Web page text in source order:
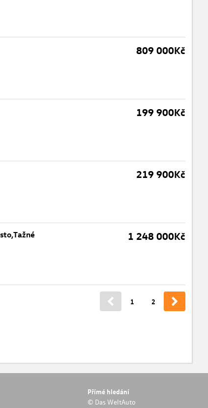
809 000Kč
199 900Kč
219 900Kč
1 248 000Kč
1 2
Přímé hledání
© Das WeltAuto